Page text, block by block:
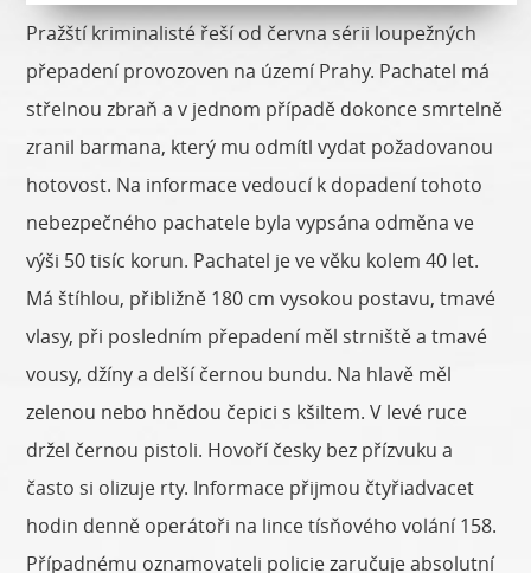
Pražští kriminalisté řeší od června sérii loupežných
přepadení provozoven na území Prahy. Pachatel má
střelnou zbraň a v jednom případě dokonce smrtelně
zranil barmana, který mu odmítl vydat požadovanou
hotovost. Na informace vedoucí k dopadení tohoto
nebezpečného pachatele byla vypsána odměna ve
výši 50 tisíc korun. Pachatel je ve věku kolem 40 let.
Má štíhlou, přibližně 180 cm vysokou postavu, tmavé
vlasy, při posledním přepadení měl strniště a tmavé
vousy, džíny a delší černou bundu. Na hlavě měl
zelenou nebo hnědou čepici s kšiltem. V levé ruce
držel černou pistoli. Hovoří česky bez přízvuku a
často si olizuje rty. Informace přijmou čtyřiadvacet
hodin denně operátoři na lince tísňového volání 158.
Případnému oznamovateli policie zaručuje absolutní